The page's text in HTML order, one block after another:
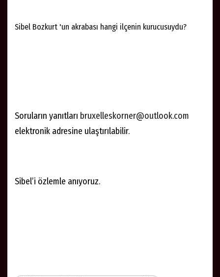
Sibel Bozkurt 'un akrabası hangi ilçenin kurucusuydu?
Soruların yanıtları bruxelleskorner@outlook.com
elektronik adresine ulaştırılabilir.
Sibel’i özlemle anıyoruz.